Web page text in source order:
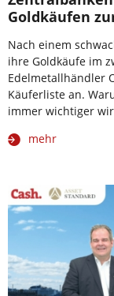
Goldkäufen
Nach einem
ihre Goldkäufe im
Edelmetallhändler
Käuferliste an.
immer wichtiger
mehr